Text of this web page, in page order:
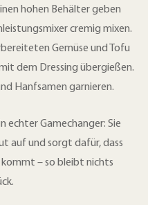
hohen Behälter geben
cremig mixen.
Gemüse und Tofu
dem Dressing übergießen.
Hanfsamen garnieren.
echter Gamechanger: Sie
auf und sorgt dafür, dass
kommt – so bleibt nichts